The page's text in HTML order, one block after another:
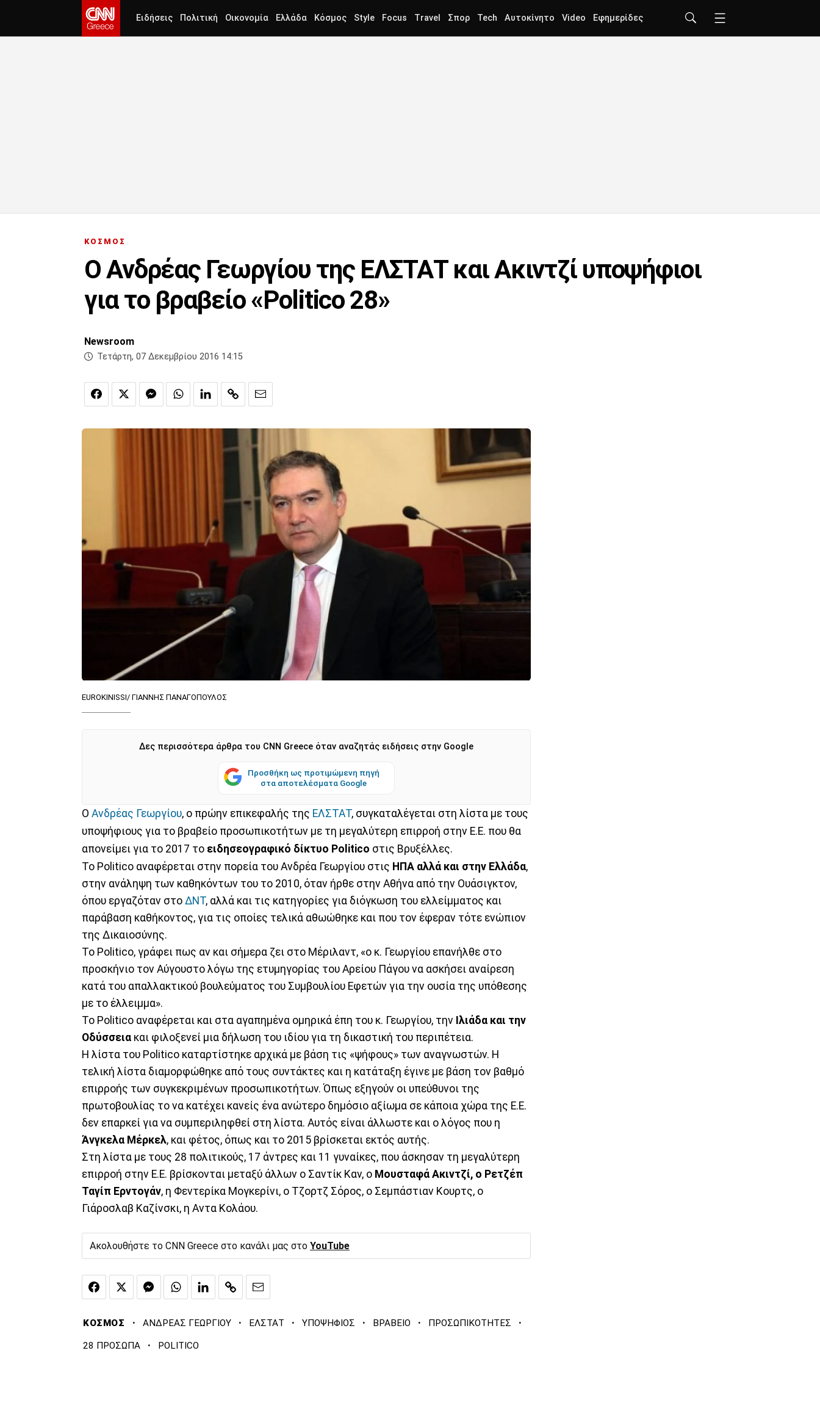
Ειδήσεις Πολιτική Οικονομία Ελλάδα Κόσμος Style Focus Travel Σπορ Tech Αυτοκίνητο Video Εφημερίδες
ΚΟΣΜΟΣ
Ο Ανδρέας Γεωργίου της ΕΛΣΤΑΤ και Ακιντζί υποψήφιοι
για το βραβείο «Politico 28»
Newsroom
Τετάρτη, 07 Δεκεμβρίου 2016 14:15
EUROKINISSI/ ΓΙΑΝΝΗΣ ΠΑΝΑΓΟΠΟΥΛΟΣ
Δες περισσότερα άρθρα του CNN Greece όταν αναζητάς ειδήσεις στην Google
Προσθήκη ως προτιμώμενη πηγή
στα αποτελέσματα Google
Ο Ανδρέας Γεωργίου, ο πρώην επικεφαλής της ΕΛΣΤΑΤ, συγκαταλέγεται στη λίστα με τους
υποψήφιους για το βραβείο προσωπικοτήτων με τη μεγαλύτερη επιρροή στην Ε.Ε. που θα
απονείμει για το 2017 το ειδησεογραφικό δίκτυο Politico στις Βρυξέλλες.
Το Politico αναφέρεται στην πορεία του Ανδρέα Γεωργίου στις ΗΠΑ αλλά και στην Ελλάδα,
στην ανάληψη των καθηκόντων του το 2010, όταν ήρθε στην Αθήνα από την Ουάσιγκτον,
όπου εργαζόταν στο ΔΝΤ, αλλά και τις κατηγορίες για διόγκωση του ελλείμματος και
παράβαση καθήκοντος, για τις οποίες τελικά αθωώθηκε και που τον έφεραν τότε ενώπιον
της Δικαιοσύνης.
Το Politico, γράφει πως αν και σήμερα ζει στο Μέριλαντ, «ο κ. Γεωργίου επανήλθε στο
προσκήνιο τον Αύγουστο λόγω της ετυμηγορίας του Αρείου Πάγου να ασκήσει αναίρεση
κατά του απαλλακτικού βουλεύματος του Συμβουλίου Εφετών για την ουσία της υπόθεσης
με το έλλειμμα».
Το Politico αναφέρεται και στα αγαπημένα ομηρικά έπη του κ. Γεωργίου, την Ιλιάδα και την
Οδύσσεια και φιλοξενεί μια δήλωση του ιδίου για τη δικαστική του περιπέτεια.
Η λίστα του Politico καταρτίστηκε αρχικά με βάση τις «ψήφους» των αναγνωστών. Η
τελική λίστα διαμορφώθηκε από τους συντάκτες και η κατάταξη έγινε με βάση τον βαθμό
επιρροής των συγκεκριμένων προσωπικοτήτων. Όπως εξηγούν οι υπεύθυνοι της
πρωτοβουλίας το να κατέχει κανείς ένα ανώτερο δημόσιο αξίωμα σε κάποια χώρα της Ε.Ε.
δεν επαρκεί για να συμπεριληφθεί στη λίστα. Αυτός είναι άλλωστε και ο λόγος που η
Άνγκελα Μέρκελ, και φέτος, όπως και το 2015 βρίσκεται εκτός αυτής.
Στη λίστα με τους 28 πολιτικούς, 17 άντρες και 11 γυναίκες, που άσκησαν τη μεγαλύτερη
επιρροή στην Ε.Ε. βρίσκονται μεταξύ άλλων ο Σαντίκ Καν, ο Μουσταφά Ακιντζί, ο Ρετζέπ
Ταγίπ Ερντογάν, η Φεντερίκα Μογκερίνι, ο Τζορτζ Σόρος, ο Σεμπάστιαν Κουρτς, ο
Γιάροσλαβ Καζίνσκι, η Αντα Κολάου.
Ακολουθήστε το CNN Greece στο κανάλι μας στο YouTube
ΚΟΣΜΟΣ · ΑΝΔΡΕΑΣ ΓΕΩΡΓΙΟΥ · ΕΛΣΤΑΤ · ΥΠΟΨΗΦΙΟΣ · ΒΡΑΒΕΙΟ · ΠΡΟΣΩΠΙΚΟΤΗΤΕΣ ·
28 ΠΡΟΣΩΠΑ · POLITICO